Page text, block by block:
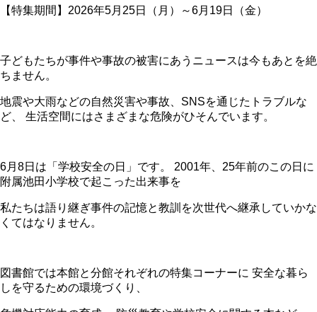
【特集期間】2026年5月25日（月）～6月19日（金）
子どもたちが事件や事故の被害にあうニュースは今もあとを絶
ちません。
地震や大雨などの自然災害や事故、SNSを通じたトラブルな
ど、 生活空間にはさまざまな危険がひそんでいます。
6月8日は「学校安全の日」です。 2001年、25年前のこの日に
附属池田小学校で起こった出来事を
私たちは語り継ぎ事件の記憶と教訓を次世代へ継承していかな
くてはなりません。
図書館では本館と分館それぞれの特集コーナーに 安全な暮ら
しを守るための環境づくり、